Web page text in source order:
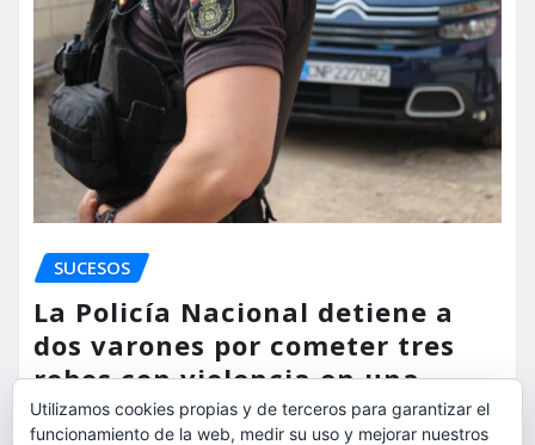
SUCESOS
La Policía Nacional detiene a
dos varones por cometer tres
robos con violencia en una
misma mañana
Utilizamos cookies propias y de terceros para garantizar el
funcionamiento de la web, medir su uso y mejorar nuestros